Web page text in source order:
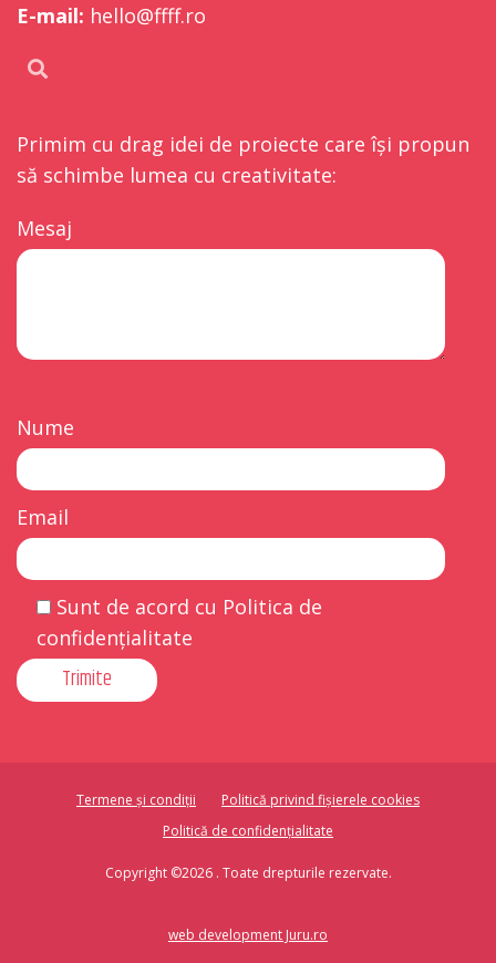
E-mail: hello@ffff.ro
Primim cu drag idei de proiecte care își propun
să schimbe lumea cu creativitate:
Mesaj
Nume
Email
Sunt de acord cu Politica de
confidențialitate
Termene și condiții
Politică privind fișierele cookies
Politică de confidențialitate
Copyright ©2026 . Toate drepturile rezervate.
web development Juru.ro